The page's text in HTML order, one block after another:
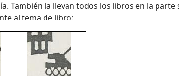
También la llevan todos los libros en la
al tema de libro: